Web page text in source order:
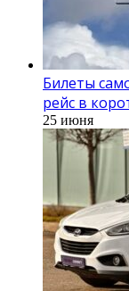
Билеты
рейс в
25 июня